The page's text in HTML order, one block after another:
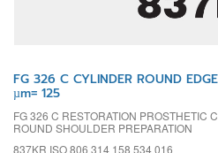
FG 326 C CYLINDER ROUND
µm= 125
FG 326 C RESTORATION PROSTHETIC
ROUND SHOULDER PREPARATION
837KR ISO 806 314 158 534 016